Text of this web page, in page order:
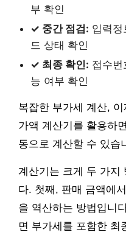
부 확인
✓ 중간 점검: 입력
드 상태 확인
✓ 최종 확인: 접수
능 여부 확인
복잡한 부가세 계산,
가액 계산기를 활용하
동으로 계산할 수 있습
계산기는 크게 두 가지
다. 첫째, 판매 금액에
을 역산하는 방법입니
면 부가세를 포함한 최